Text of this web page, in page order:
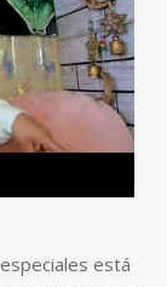
está